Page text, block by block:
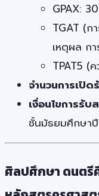
GPAX:
TGAT (ก
เหตุผล ก
TPAT5 (
จำนวนการเปิ
เงื่อนไขการรับ
ชั้นมัธยมศึกษา
ศิลปศึกษา ดนตรี